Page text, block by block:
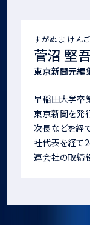
菅沼 堅
すがぬま けんご
東京新聞元編
早稲田大学卒
東京新聞を発
次長などを経
社代表を経て
連会社の取締